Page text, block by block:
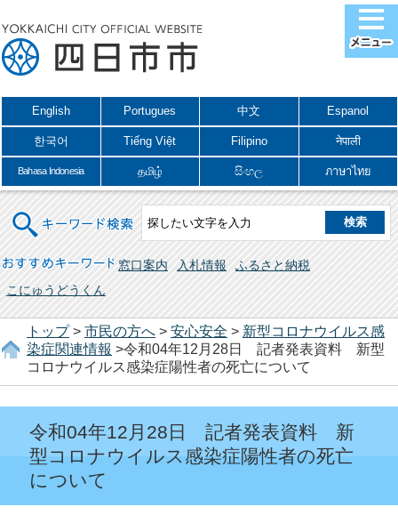
English Portugues 中文 Espanol
한국어 Tiếng Việt Filipino नेपाली
Bahasa Indonesia தமிழ் සිංහල ภาษาไทย
キーワード検索
おすすめキーワード 窓口案内 入札情報
ふるさと納税
こにゅうどうくん
トップ> 市民の方へ > 安心安全 > 新型コロナウイルス感
染症関連情報 >令和04年12月28日 記者発表資料 新型
コロナウイルス感染症陽性者の死亡について
令和04年12月28日 記者発表資料 新
型コロナウイルス感染症陽性者の死亡
について